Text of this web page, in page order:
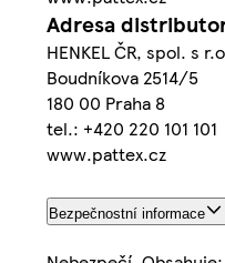
Adresa
HENKEL ČR, spol. s
Boudníkova 2514/5
180 00 Praha 8
tel.: +420 220 101 101
www.pattex.cz
Bezpečnostní informace